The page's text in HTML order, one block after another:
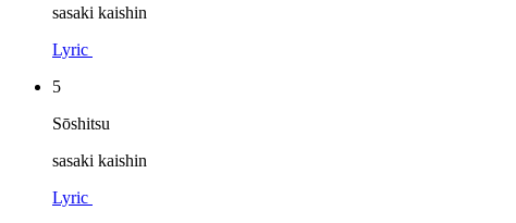
sasaki kaishin
Lyric
5
Sōshitsu
sasaki kaishin
Lyric